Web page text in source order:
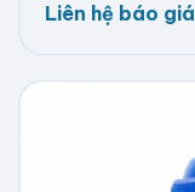
Liên hệ báo giá